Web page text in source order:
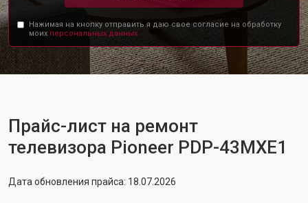
Нажимая на кнопку отправить я даю свое согласие на обработку
моих персональных данных.
Прайс-лист на ремонт
телевизора Pioneer PDP-43MXE1
Дата обновления прайса: 18.07.2026